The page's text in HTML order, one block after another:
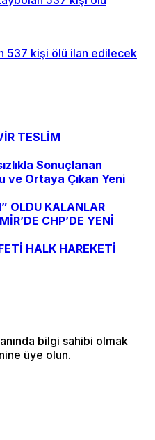
537 kişi ölü ilan edilecek
TESLİM
Sonuçlanan
ve Ortaya Çıkan Yeni
OLDU KALANLAR
CHP’DE YENİ
HALK HAREKETİ
bilgi sahibi olmak
üye olun.